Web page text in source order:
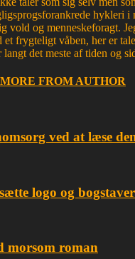
hykleri
vold og menneskeforagt.
frygteligt våben, her er
langt det meste af tiden
MORE FROM AUTHOR
ved at læse
logo og
morsom roman